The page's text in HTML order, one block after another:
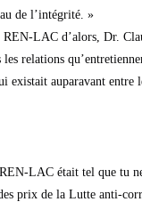
de l’intégrité. »
LAC d’alors, Dr.
relations
existait auparavant entre
LAC était tel que tu
prix de la Lutte anti-